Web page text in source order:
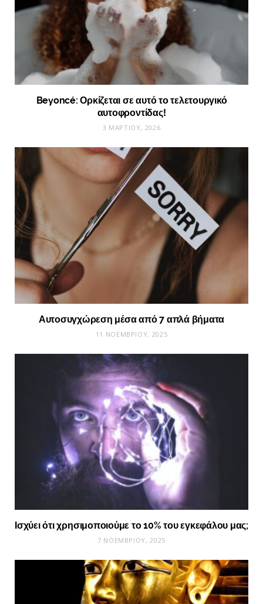
Beyoncé: Ορκίζεται σε αυτό το τελετουργικό
αυτοφροντίδας!
3 ΜΑΡΤΊΟΥ, 2026
Αυτοσυγχώρεση μέσα από 7 απλά βήματα
11 ΝΟΕΜΒΡΊΟΥ, 2025
Ισχύει ότι χρησιμοποιούμε το 10% του εγκεφάλου μας;
7 ΝΟΕΜΒΡΊΟΥ, 2025